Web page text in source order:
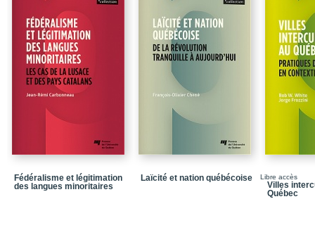
Des thèmes classiques
Les objectifs et
Chapitre 1 - La
Lectures
Chapitre 2 - La
Chapitre 3 - Les
Conclusion
Fédéralisme et légitimation
des langues minoritaires
Laïcité et nation québécoise Libre accès
Villes
Québec